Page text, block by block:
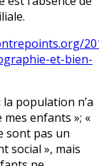
et-bien-
population n’a
mes enfants »; «
sont pas un
social », mais